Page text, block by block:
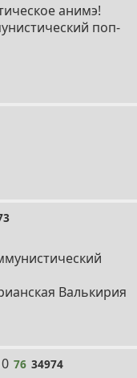
анимэ!
поп-
Валькирия
76 34974